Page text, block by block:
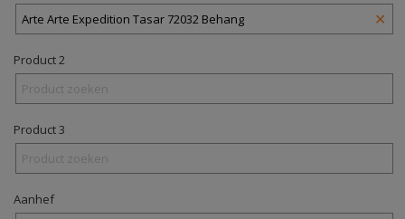
✕
Product 2
Product 3
Aanhef